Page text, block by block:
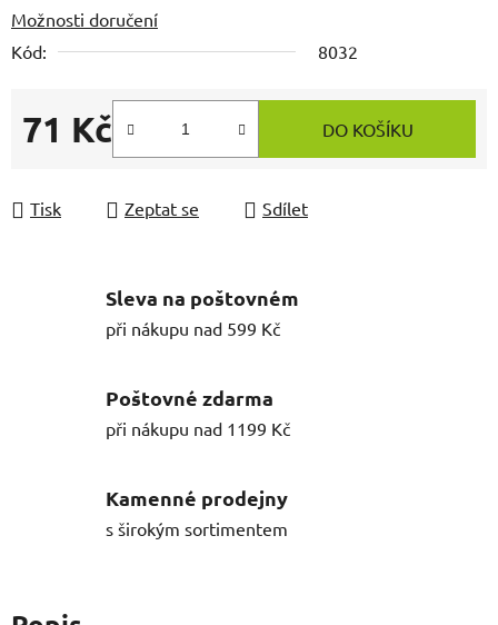
Možnosti doručení
Kód:
8032
71 Kč
Měrná cena:
DO KOŠÍKU
Tisk Zeptat se Sdílet
Sleva na poštovném
při nákupu nad 599 Kč
Poštovné zdarma
při nákupu nad 1199 Kč
Kamenné prodejny
s širokým sortimentem